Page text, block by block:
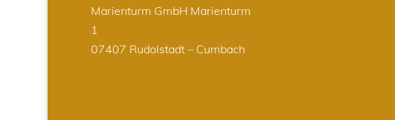
Marienturm GmbH Marienturm
1
07407 Rudolstadt – Cumbach